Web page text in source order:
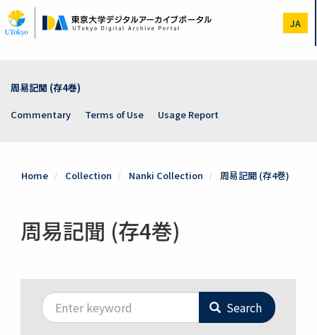
to
main
JA
周易記聞 (存4巻)
Commentary
Terms of Use Usage Report
Home Collection Nanki Collection 周易記聞 (存4巻)
周易記聞 (存4巻)
Search